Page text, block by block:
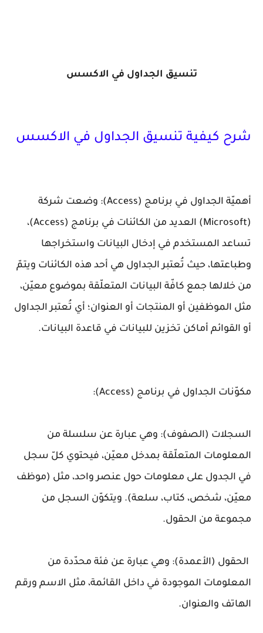
تنسيق الجداول في الاكسس
شرح كيفية تنسيق الجداول في الاكسس
أهميّة الجداول في برنامج (Access): وضعت شركة
(Microsoft) العديد من الكائنات في برنامج (Access)،
تساعد المستخدم في إدخال البيانات واستخراجها
وطباعتها، حيث تُعتبر الجداول هي أحد هذه الكائنات ويتمّ
من خلالها جمع كافّة البيانات المتعلّقة بموضوع معيّن،
مثل الموظفين أو المنتجات أو العنوان؛ أي تُعتبر الجداول
أو القوائم أماكن تخزين للبيانات في قاعدة البيانات.
مكوّنات الجداول في برنامج (Access):
السجلات (الصفوف): وهي عبارة عن سلسلة من
المعلومات المتعلّقة بمدخل معيّن، فيحتوي كلّ سجل
في الجدول على معلومات حول عنصر واحد، مثل (موظف
معيّن، شخص، كتاب، سلعة). ويتكوّن السجل من
مجموعة من الحقول.
الحقول (الأعمدة): وهي عبارة عن فئة محدّدة من
المعلومات الموجودة في داخل القائمة، مثل الاسم ورقم
الهاتف والعنوان.